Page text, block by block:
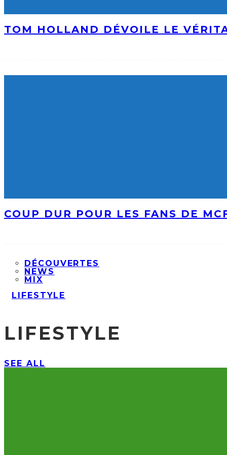
TOM HOLLAND DÉVOILE LE
COUP DUR POUR LES FANS DE
DÉCOUVERTES
NEWS
MIX
LIFESTYLE
LIFESTYLE
SEE ALL